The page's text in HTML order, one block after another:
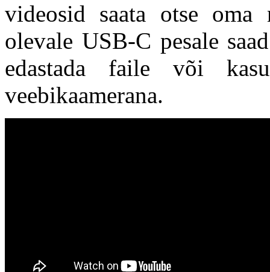
videosid saata otse oma
olevale USB-C pesale
edastada faile või
veebikaamerana.